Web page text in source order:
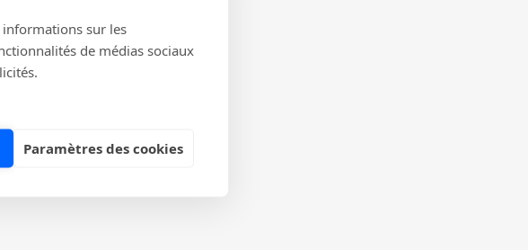
sur les
de médias sociaux
Paramètres des cookies